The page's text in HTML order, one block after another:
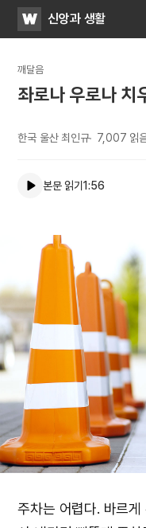
WATV신앙과 생활
깨달음
좌로나 우로나 치
한국 울산 최인규 7,007 읽
본문 읽기1:56
주차는 어렵다. 바르